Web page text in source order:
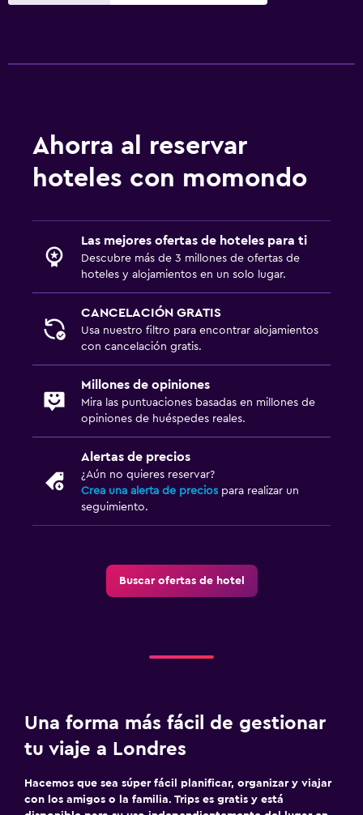
Ahorra al reservar
hoteles con momondo
Las mejores ofertas de hoteles para ti
Descubre más de 3 millones de ofertas de
hoteles y alojamientos en un solo lugar.
CANCELACIÓN GRATIS
Usa nuestro filtro para encontrar alojamientos
con cancelación gratis.
Millones de opiniones
Mira las puntuaciones basadas en millones de
opiniones de huéspedes reales.
Alertas de precios
¿Aún no quieres reservar?
Crea una alerta de precios para realizar un
seguimiento.
Buscar ofertas de hotel
Una forma más fácil de gestionar
tu viaje a Londres
Hacemos que sea súper fácil planificar, organizar y viajar
con los amigos o la familia. Trips es gratis y está